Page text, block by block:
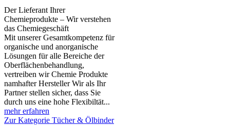
Der Lieferant Ihrer
Chemieprodukte – Wir verstehen
das Chemiegeschäft
Mit unserer Gesamtkompetenz für
organische und anorganische
Lösungen für alle Bereiche der
Oberflächenbehandlung,
vertreiben wir Chemie Produkte
namhafter Hersteller Wir als Ihr
Partner stellen sicher, dass Sie
durch uns eine hohe Flexibiltät...
mehr erfahren
Zur Kategorie Tücher & Ölbinder